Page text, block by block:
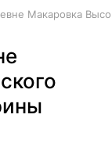
Макаровка